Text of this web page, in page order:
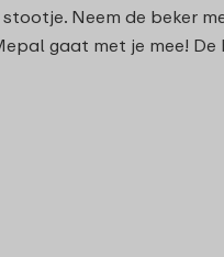
Neem de beker
gaat met je mee!